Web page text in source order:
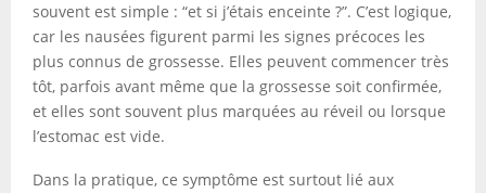
souvent est simple : “et si j’étais enceinte ?”. C’est logique,
car les nausées figurent parmi les signes précoces les
plus connus de grossesse. Elles peuvent commencer très
tôt, parfois avant même que la grossesse soit confirmée,
et elles sont souvent plus marquées au réveil ou lorsque
l’estomac est vide.
Dans la pratique, ce symptôme est surtout lié aux